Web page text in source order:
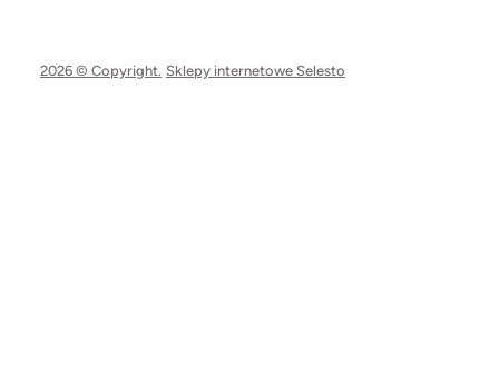
2026 © Copyright. Sklepy internetowe Selesto